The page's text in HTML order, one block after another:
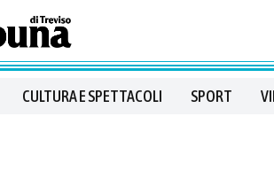
CULTURA E SPETTACOLI SPORT